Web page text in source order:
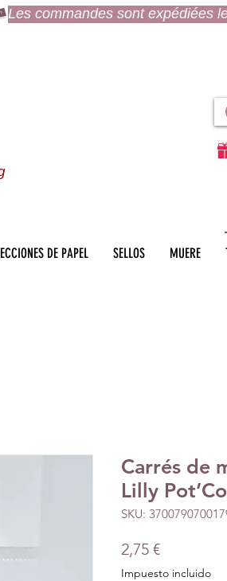
DE PAPEL SELLOS MUERE
Carrés de
Lilly
SKU:
2,75 €Precio
Impuesto incluido